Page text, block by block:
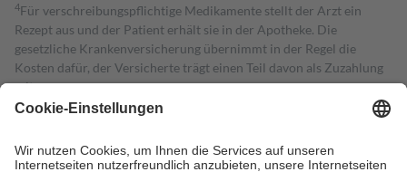
4Für verschreibungspflichtige Medikamente stellt der Arzt ein
Rezept aus und der Patient erhält sie in der Apotheke. Die
gesetzliche Krankenversicherung übernimmt in der Regel die
Kosten dafür, der Versicherte trägt einen Teil davon als Zuzahlung
mit.
Grundsätzlich leisten Mitglieder Zuzahlungen in Höhe von zehn
höchstens zehn Euro.
Es sind jedoch nie mehr als die tatsächlichen
Kosten der Leistung zu entrichten.